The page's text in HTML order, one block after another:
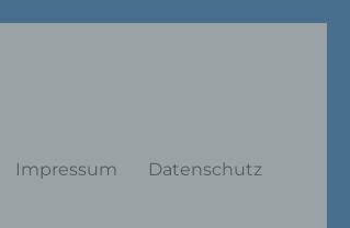
Impressum Datenschutz